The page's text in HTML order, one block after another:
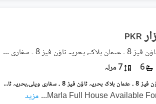
PKR
بحریہ ٹاؤن فیز 8 ۔ عثمان بلاک, بحریہ ٹاؤن فیز 8 ۔ سفاری ویلی
6 7 مرلہ
بحریہ ٹاؤن فیز 8 ۔ عثمان بلاک بحریہ ٹاؤن فیز 8 ۔ سفاری ویلی,بحریہ ٹاؤن فیز 8,بحریہ ٹاؤن راولپنڈی,راولپنڈی میں 5 کمروں کا 7 مرلہ مکان 80.0 ہزار میں کرایہ پر دستیاب ہے۔
... مزید